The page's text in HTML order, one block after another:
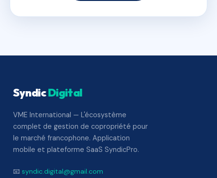
SyndicDigital
VME International — L'écosystème
complet de gestion de copropriété pour
le marché francophone. Application
mobile et plateforme SaaS SyndicPro.
📧 syndic.digital@gmail.com